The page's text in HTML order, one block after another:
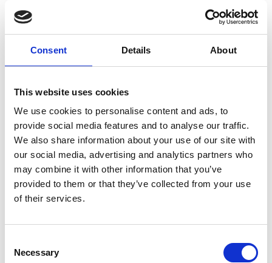
Consent Details About
This website uses cookies
We use cookies to personalise content and ads, to
provide social media features and to analyse our traffic.
We also share information about your use of our site with
our social media, advertising and analytics partners who
may combine it with other information that you’ve
provided to them or that they’ve collected from your use
of their services.
Selection
Necessary
falla bort.”
Vad säger försäkringen om en
villaägare/fastighetsägare har arbetare på taket
ansvaret?
Osvald Wiklander, If: ”Ansvarsförsäkringen i
hemförsäkringen gäller om du anlitar någon som
hjälper dig med byggnadsarbetet om han eller
hon inte utför det som entreprenör eller som
anställd åt sådan. I annat fall är det företagets
försäkring som täcker.”
Joseph Borenstein vid Trygg-Hansa är inne på
Båda svaren speglar det som står att finna på